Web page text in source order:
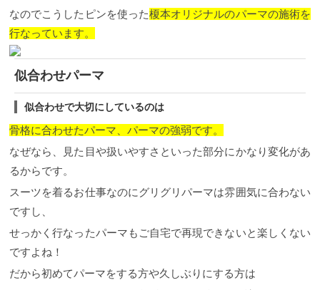
なのでこうしたピンを使った榎本オリジナルのパーマの施術を
行なっています。
似合わせパーマ
似合わせで大切にしているのは
骨格に合わせたパーマ、パーマの強弱です。
なぜなら、見た目や扱いやすさといった部分にかなり変化があ
るからです。
スーツを着るお仕事なのにグリグリパーマは雰囲気に合わない
ですし、
せっかく行なったパーマもご自宅で再現できないと楽しくない
ですよね！
だから初めてパーマをする方や久しぶりにする方は